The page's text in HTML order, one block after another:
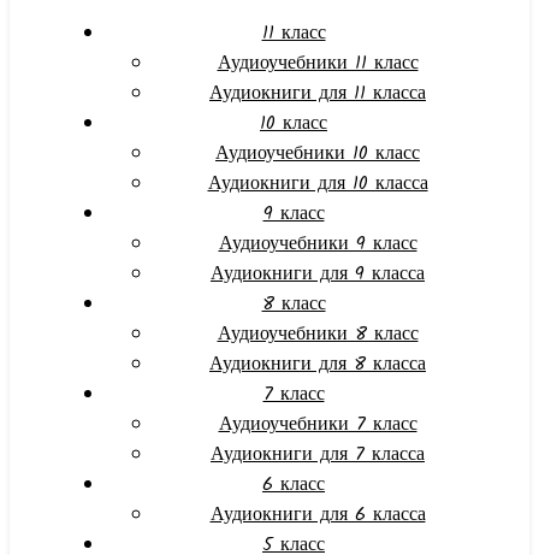
11 класс
Аудиоучебники 11 класс
Аудиокниги для 11 класса
10 класс
Аудиоучебники 10 класс
Аудиокниги для 10 класса
9 класс
Аудиоучебники 9 класс
Аудиокниги для 9 класса
8 класс
Аудиоучебники 8 класс
Аудиокниги для 8 класса
7 класс
Аудиоучебники 7 класс
Аудиокниги для 7 класса
6 класс
Аудиокниги для 6 класса
5 класс